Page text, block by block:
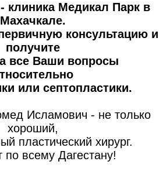
клиника Медикал Парк в
Махачкале.
консультацию и
получите
все Ваши вопросы
или септопластики.
Исламович - не только
хороший,
пластический хирург.
по всему Дагестану!